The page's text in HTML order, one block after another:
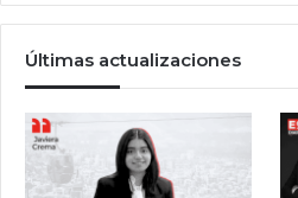
Últimas actualizaciones